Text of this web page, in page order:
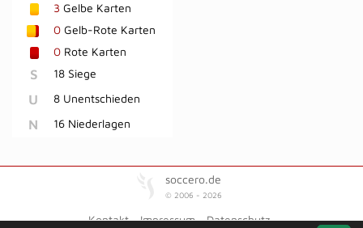
3 Gelbe Karten
0 Gelb-Rote Karten
0 Rote Karten
S 18 Siege
U 8 Unentschieden
N 16 Niederlagen
soccero.de
© 2006 - 2026
Kontakt Impressum Datenschutz